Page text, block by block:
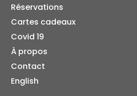
Réservations
Cartes cadeaux
Covid 19
À propos
Contact
English